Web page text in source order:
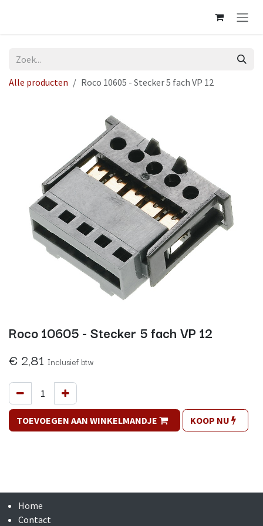
Alle producten Roco 10605 - Stecker 5 fach VP 12
Roco 10605 - Stecker 5 fach VP 12
€ 2,81 Inclusief btw
TOEVOEGEN AAN WINKELMANDJE KOOP NU
Home
Contact